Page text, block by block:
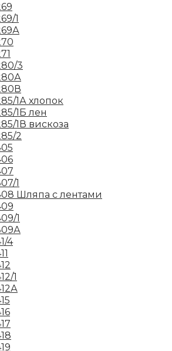
1
3
1А хлопок
1Б лен
1В вискоза
2
1
Шляпа с лентами
1
4
1